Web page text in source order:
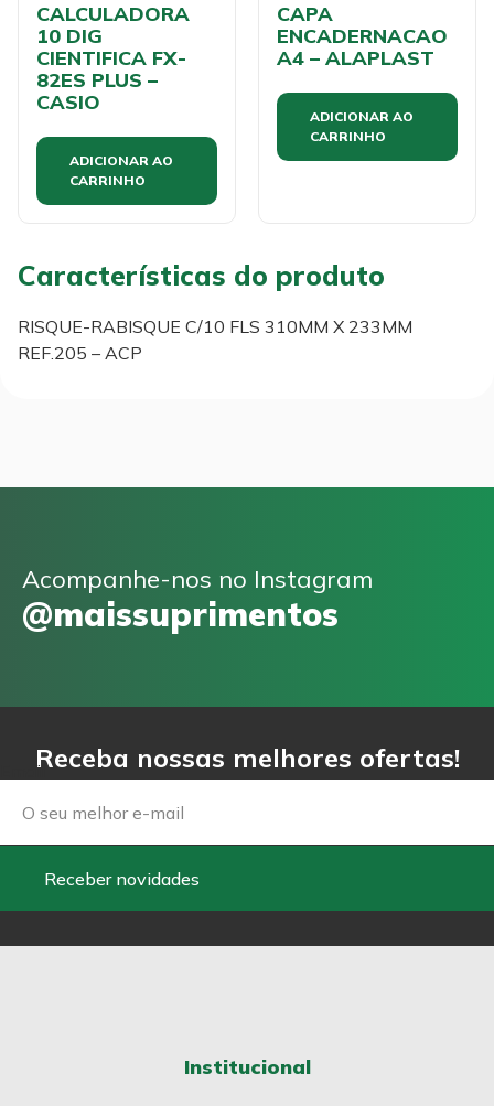
CALCULADORA
10 DIG
CIENTIFICA FX-
82ES PLUS –
CASIO
ADICIONAR AO
CARRINHO
CAPA
ENCADERNACAO
A4 – ALAPLAST
ADICIONAR AO
CARRINHO
Características do produto
RISQUE-RABISQUE C/10 FLS 310MM X 233MM
REF.205 – ACP
Acompanhe-nos no Instagram
@maissuprimentos
Receba nossas melhores ofertas!
Email
Receber novidades
Institucional